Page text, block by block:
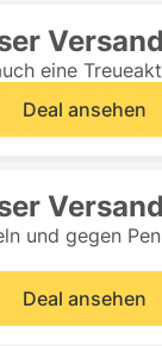
Versand
eine
Deal ansehen
Versand
und gegen
Deal ansehen